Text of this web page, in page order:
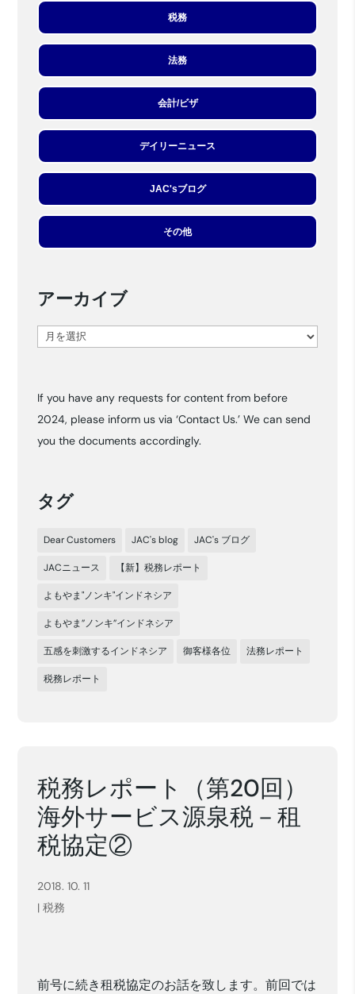
税務
法務
会計/ビザ
デイリーニュース
JAC'sブログ
その他
アーカイブ
ア
イ
ブ
If you have any requests for content from before
2024, please inform us via ‘Contact Us.’ We can send
you the documents accordingly.
タグ
Dear Customers JAC's blog JAC's ブログ
JACニュース 【新】税務レポート
よもやま"ノンキ"インドネシア
よもやま”ノンキ”インドネシア
五感を刺激するインドネシア 御客様各位 法務レポート
税務レポート
税務レポート（第20回）
海外サービス源泉税－租
税協定②
2018. 10. 11
|税務
前号に続き租税協定のお話を致します。前回では